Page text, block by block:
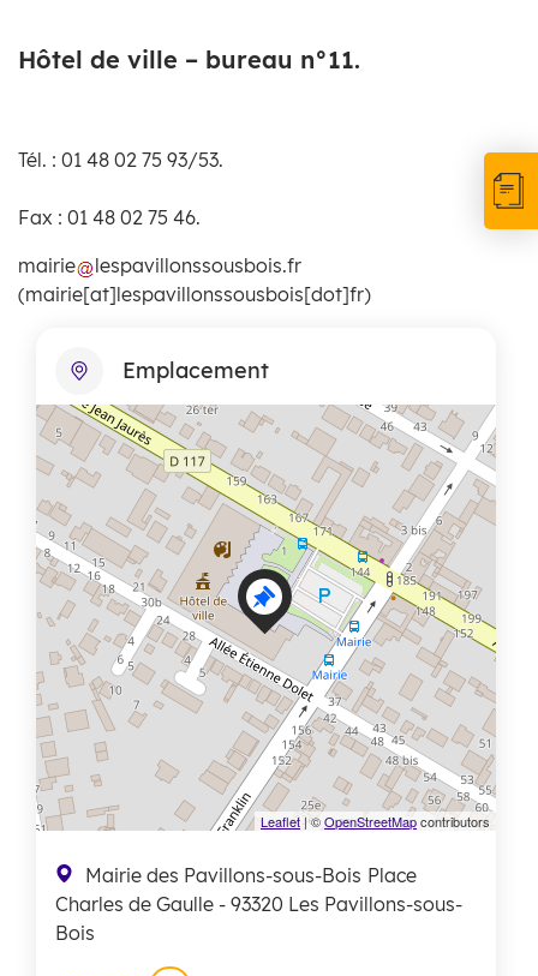
Hôtel de ville – bureau n°11.
Tél. : 01 48 02 75 93/53.
Fax : 01 48 02 75 46.
mairie
lespavillonssousbois.fr
(mairie[at]lespavillonssousbois[dot]fr)
Emplacement
+
−
Leaflet| ©OpenStreetMapcontributors
Mairie des Pavillons-sous-Bois Place
Charles de Gaulle - 93320 Les Pavillons-sous-
Bois